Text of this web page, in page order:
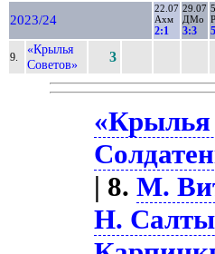
2023/24
22.07
Ахм
2:1
29.07
ДМо
3:3
9.
«Крылья
Советов»
3
«Крылья
| 8.М.
Н.